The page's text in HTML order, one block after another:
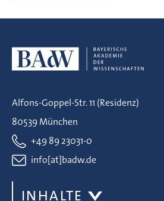
Alfons-Goppel-Str. 11 (Residenz)
80539 München
+49 89 23031-0
info[at]badw.de
INHALTE